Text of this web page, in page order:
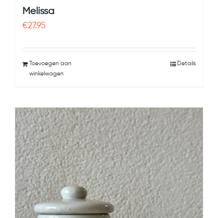
Melissa
€27.95
Toevoegen aan
winkelwagen
Details